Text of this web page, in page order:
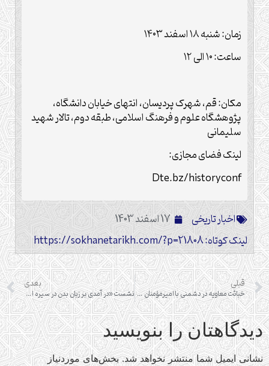
‌زمان: شنبه ۱۸ اسفند ۱۴۰۳
ساعت: ۱۰ الی ۱۲
مکان: قم، شهرک پردیسان، انتهای خیابان دانشگاه،
پژوهشگاه علوم و فرهنگ اسلامی، طبقه دوم، تالار شهید
سلیمانی
لینک فضای مجازی:
Dte.bz/historyconf
اخبار تاریخی
17 اسفند 1403
لینک کوتاه: https://sokhanetarikh.com/?p=21808
قبلی
خباثت معاویه در دشمنی با امیرمؤمنان علی (علیه السلام)
بعدی
نشست «در آمدی بر زبان بدن در سیره اهل بیت علیهم السلام و کاربرد آن در اقناع مخاطب»
دیدگاهتان را بنویسید
نشانی ایمیل شما منتشر نخواهد شد. بخش‌های موردنیاز